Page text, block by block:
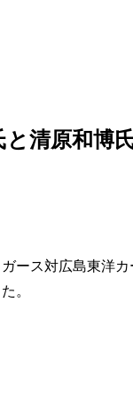
清原和博
ース対広島東洋
。